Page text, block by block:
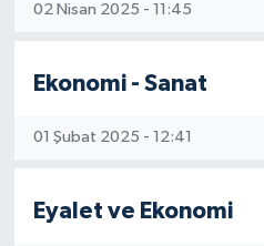
02 Nisan 2025 - 11:45
Ekonomi - Sanat
01 Şubat 2025 - 12:41
Eyalet ve Ekonomi